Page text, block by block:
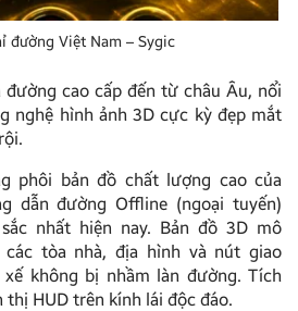
đường Việt Nam – Sygic
cao cấp đến từ châu Âu, nổi
nghệ hình ảnh 3D cực kỳ đẹp mắt
phôi bản đồ chất lượng cao của
dẫn đường Offline (ngoại tuyến)
nhất hiện nay. Bản đồ 3D mô
các tòa nhà, địa hình và nút giao
không bị nhầm làn đường. Tích
thị HUD trên kính lái độc đáo.